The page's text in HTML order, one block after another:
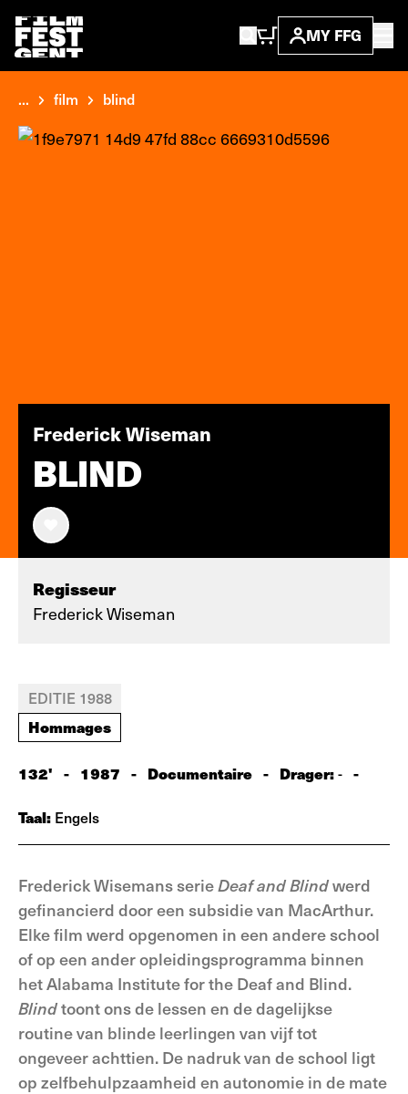
MY FFG
... film blind
Frederick Wiseman
BLIND
Regisseur
Frederick Wiseman
EDITIE 1988
Hommages
132' - 1987 - Documentaire - Drager:- -
Taal: Engels
Frederick Wisemans serieDeaf and Blindwerd
gefinancierd door een subsidie van MacArthur.
Elke film werd opgenomen in een andere school
of op een ander opleidingsprogramma binnen
het Alabama Institute for the Deaf and Blind.
Blindtoont ons de lessen en de dagelijkse
routine van blinde leerlingen van vijf tot
ongeveer achttien. De nadruk van de school ligt
op zelfbehulpzaamheid en autonomie in de mate